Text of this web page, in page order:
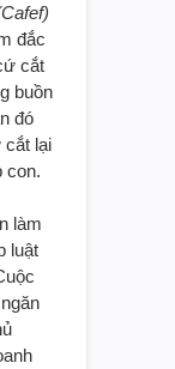
đắc
cắt
buồn
đó
cắt lại
con.
làm
luật